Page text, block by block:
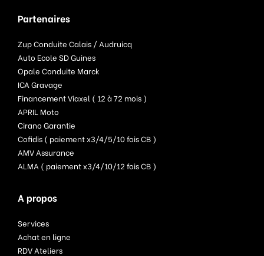
Partenaires
Zup Conduite Calais / Audruicq
Auto Ecole SD Guines
Opale Conduite Marck
ICA Gravage
Financement Viaxel ( 12 à 72 mois )
APRIL Moto
Cirano Garantie
Cofidis ( paiement x3/4/5/10 fois CB )
AMV Assurance
ALMA ( paiement x3/4/10/12 fois CB )
A propos
Services
Achat en ligne
RDV Ateliers